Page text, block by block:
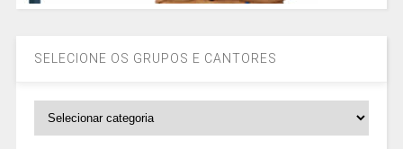
SELECIONE OS GRUPOS E CANTORES